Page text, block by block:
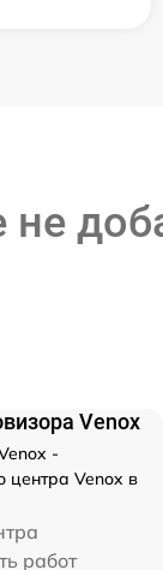
Venox
-
центра Venox в
работ